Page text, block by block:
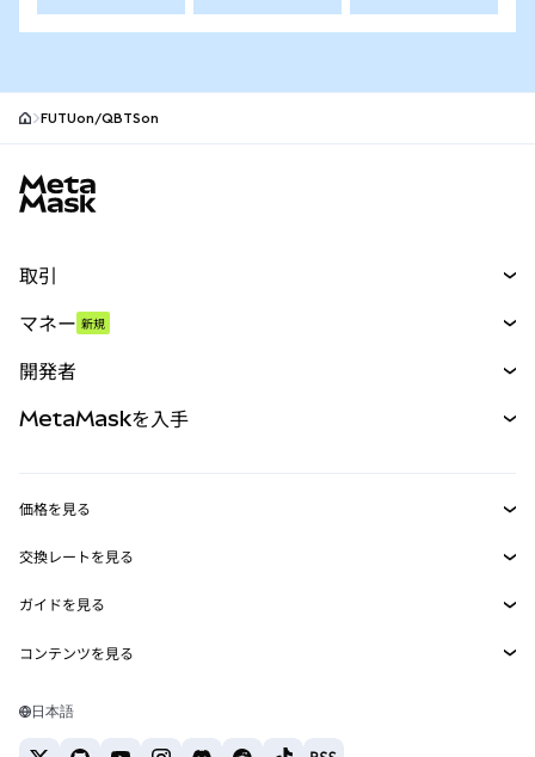
FUTUon/QBTSon
取引
パーペチュアル
RWA
マネー 新規
開発者
MetaMask Connect
Snaps
Web3サービス
MetaMaskを入手
セキュリティ
サポート
キャリア
お問い合わせ
価格を見る
イーサリアムの価格
Solanaの価格
Tetherの価格
交換レートを見る
ETH→USD
USDT→INR
BTC→INR
ガイドを見る
ETHの購入
コンテンツを見る
Solanaウォレット
日本語